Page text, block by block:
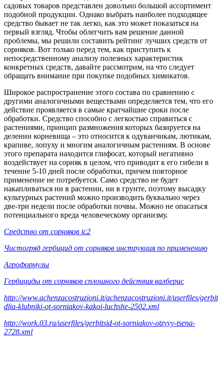
садовых товаров представлен довольно большой ассортимент
подобной продукции. Однако выбрать наиболее подходящее
средство бывает не так легко, как это может показаться на
первый взгляд. Чтобы облегчить вам решение данной
проблемы, мы решили составить рейтинг лучших средств от
сорняков. Вот только перед тем, как приступить к
непосредственному анализу полезных характеристик
конкретных средств, давайте рассмотрим, на что следует
обращать внимание при покупке подобных химикатов.
Широкое распространение этого состава по сравнению с
другими аналогичными веществами определяется тем, что его
действие проявляется в самые кратчайшие сроки после
обработки. Средство способно с легкостью справиться с
растениями, принцип размножения которых базируется на
делении корневища – это относится к одуванчикам, лютикам,
крапиве, лопуху и многим аналогичным растениям. В основе
этого препарата находится глифосат, который негативно
воздействует на сорняк в целом, что приводит к его гибели в
течение 5-10 дней после обработки, причем повторное
применение не потребуется. Само средство не будет
накапливаться ни в растении, ни в грунте, поэтому высадку
культурных растений можно производить буквально через
две-три недели после обработки почвы. Можно не опасаться
потенциального вреда человеческому организму.
Средство от сорняков ic2
Чистогряд гербицид от сорняков инструкция по применению
Агроформулы
Гербициды от сорняков сплошного действия валберис
http://www.achenzacostruzioni.it/achenzacostruzioni.it/userfiles/
dlia-klubniki-ot-sorniakov-kakoi-luchshe-2502.xml
http://work.03.ru/userfiles/gerbitsid-ot-sorniakov-otzyvy-tsena-
2728.xml